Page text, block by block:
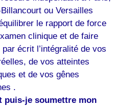
ou Versailles
le rapport de force
clinique et de faire
écrit l’intégralité de vos
de vos atteintes
et de vos gênes
.
puis-je soumettre mon